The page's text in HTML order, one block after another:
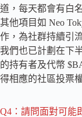
道，每天都會有白
其他項目如 Neo
作，為社群持續引
我們也已計劃在下
的持有者及代幣
得相應的社區投票
Q4：請問面對可能